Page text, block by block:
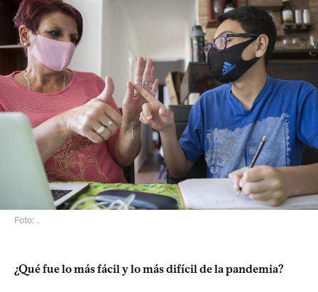
Foto: .
¿Qué fue lo más fácil y lo más difícil de la pandemia?